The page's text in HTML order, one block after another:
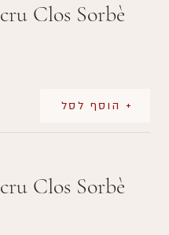
cru Clos Sorbè
+ הוסף לסל
cru Clos Sorbè